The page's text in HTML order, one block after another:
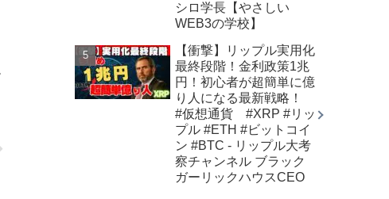
シロ学長【やさしい
WEB3の学校】
【衝撃】リップル実用化
最終段階！金利政策1兆
円！初心者が超簡単に億
り人になる最新戦略！
#仮想通貨 #XRP #リッ
プル #ETH #ビットコイ
ン #BTC - リップル大考
察チャンネル ブラック
ガーリックハウスCEO